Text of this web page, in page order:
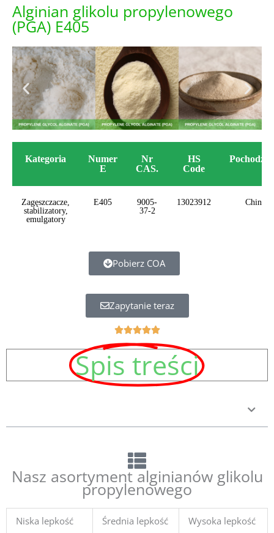
Alginian glikolu propylenowego
(PGA) E405
Kategoria
Numer
E
Nr
CAS.
HS
Code
Zagęszczacze,
stabilizatory,
emulgatory
E405
9005-
37-2
13023912 Chiny
Pobierz COA
Zapytanie teraz
5
중
평
가
Spis treści
Nasz asortyment alginianów glikolu
propylenowego
Niska lepkość Średnia lepkość Wysoka lepkość